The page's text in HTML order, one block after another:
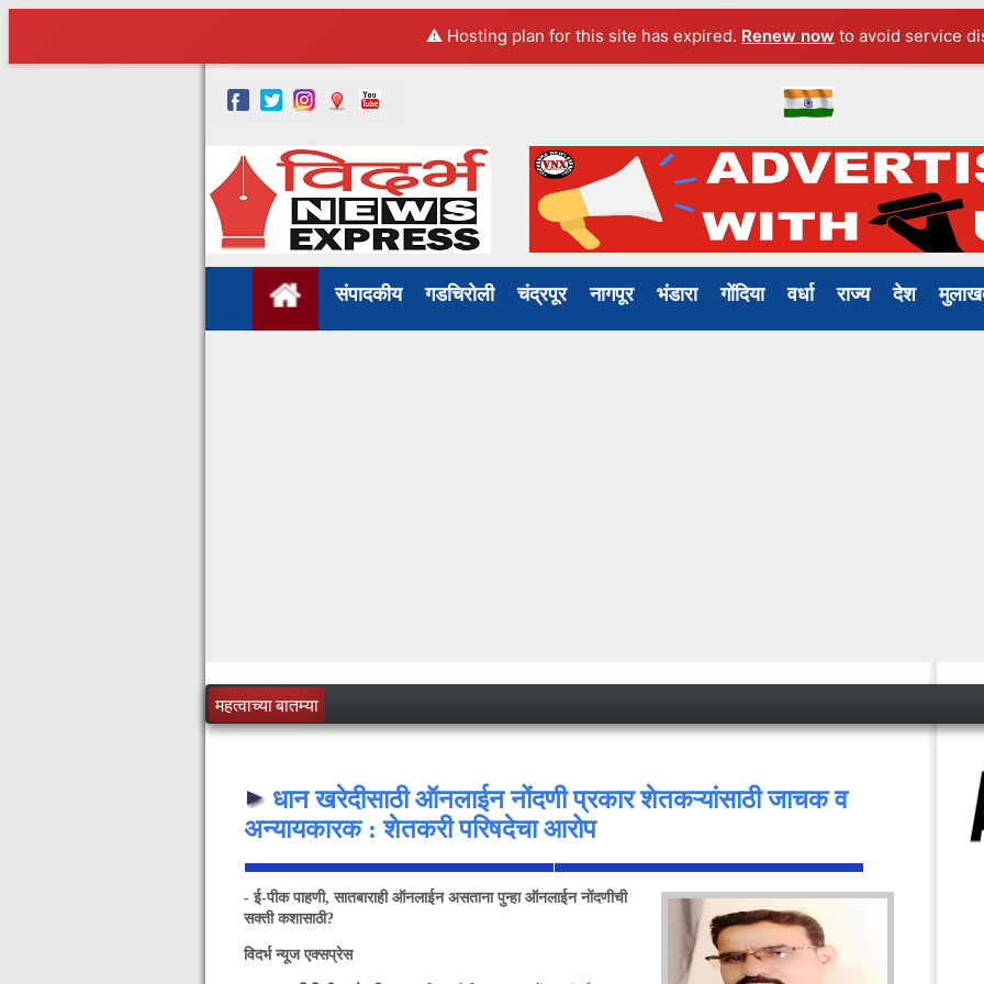
⚠️ Hosting plan for this site has expired. Renew now to avoid service
संपादकीय गडचिरोली चंद्रपूर नागपूर भंडारा गोंदिया वर्धा राज्य देश
महत्वाच्या बातम्या
धान खरेदीसाठी ऑनलाईन नोंदणी प्रकार शेतकऱ्यांसाठी जाचक व
अन्यायकारक : शेतकरी परिषदेचा आरोप
- ई-पीक पाहणी, सातबाराही ऑनलाईन असताना पुन्हा ऑनलाईन नोंदणीची
सक्ती कशासाठी?
विदर्भ न्यूज एक्सप्रेस